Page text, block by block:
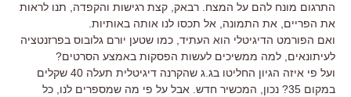
התרגום מונח להם על המצח. רבאק, קצת רגישות והקפדה, תנו לראות
את הפריים, את התמונה, אל תכסו לנו אותה באותיות.
ואם הפורמט הדיגיטלי הוא העתיד, כמו שטען יורם גלובוס בפרזנטציה
לעיתונאים, למה ממשיכים לעשות הפסקות באמצע הסרטים?
ועל פי איזה הגיון החליטו בג.ג שהקרנה דיגיטלית תעלה 40 שקלים
במקום 35? נכון, המכשיר חדש. אבל על פי מה שמספרים לנו, כל